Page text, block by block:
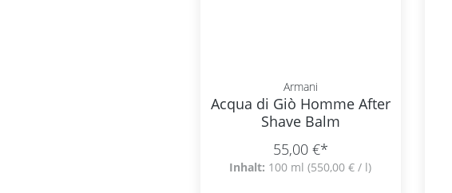
Armani
Acqua di Giò Homme After
Shave Balm
55,00 €*
Inhalt: 100 ml(550,00 € / l)